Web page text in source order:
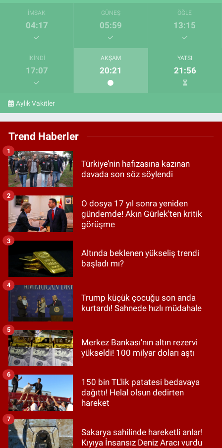
İMSAK
04:17
GÜNEŞ
05:59
ÖĞLE
13:15
İKINDI
17:07
AKŞAM
20:21
YATSI
21:56
Aylık Vakitler
Trend Haberler
Türkiye’nin hafızasına kazınan
davada son söz söylendi
1
O dosya 17 yıl sonra yeniden
gündemde! Akın Gürlek'ten kritik
görüşme
2
Altında beklenen yükseliş trendi
başladı mı?
3
Trump küçük çocuğu son anda
kurtardı! Sahnede hızlı müdahale
4
Merkez Bankası'nın altın rezervi
yükseldi! 100 milyar doları aştı
5
150 bin TL'lik patatesi bedavaya
dağıttı! Helal olsun dedirten
hareket
6
Sakarya sahilinde hareketli anlar!
Kıyıya İnsansız Deniz Aracı vurdu
7